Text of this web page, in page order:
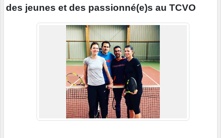
des jeunes et des passionné(e)s au TCVO